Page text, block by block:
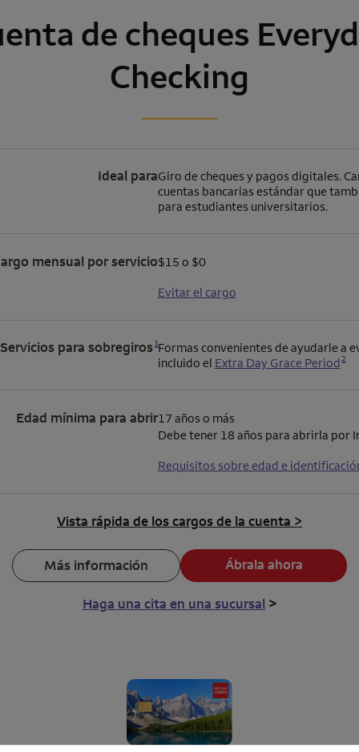
de cheques
Checking
Ideal paraGiro de cheques y pagos digitales.
cuentas bancarias estándar que
para estudiantes universitarios.
mensual por servicio$15 o $0
Evitar el cargo
Servicios para sobregiros1Formas convenientes de ayudarle a
incluido el Extra Day Grace Period
Se abre una modalidad para nota al pie
2
Edad mínima para abrir17 años o más
Debe tener 18 años para abrirla por
Requisitos sobre edad e
Vista rápida de los cargos de la cuenta >
Más información Ábrala ahora
Haga una cita en una sucursal >